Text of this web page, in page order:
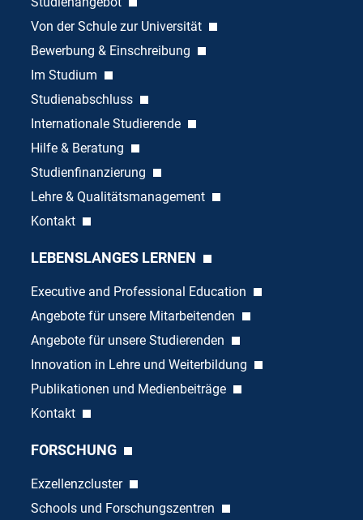
Von der Schule zur Universität
Bewerbung & Einschreibung
Im Studium
Studienabschluss
Internationale Studierende
Hilfe & Beratung
Studienfinanzierung
Lehre & Qualitätsmanagement
Kontakt
LEBENSLANGES LERNEN
Executive and Professional Education
Angebote für unsere Mitarbeitenden
Angebote für unsere Studierenden
Innovation in Lehre und Weiterbildung
Publikationen und Medienbeiträge
Kontakt
FORSCHUNG
Exzellenzcluster
Schools und Forschungszentren